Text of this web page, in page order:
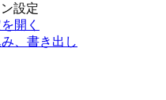
設定
開く
、書き出し